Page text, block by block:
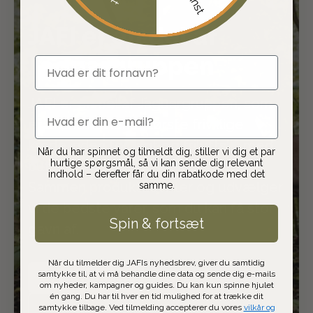
JAFI er en del af
Jaguargruppen
JAFI er en del af Jaguargruppen, som
er Skandinaviens største frivillige
kæde inden for jagt og friluftsliv med
butikker i både Danmark og Sverige.
Sammen produktudvikler og udvælger
vi de bedste varer, som du kan få stor
SE PRODUKTER
LÆS JAGUARMAGASINET
fornavn
email
Når du har spinnet og tilmeldt dig, stiller vi dig et par
hurtige spørgsmål, så vi kan sende dig relevant
indhold – derefter får du din rabatkode med det
samme.
Spin & fortsæt
Når du tilmelder dig JAFIs nyhedsbrev, giver du samtidig
samtykke til, at vi må behandle dine data og sende dig e-mails
om nyheder, kampagner og guides. Du kan kun spinne hjulet
én gang. Du har til hver en tid mulighed for at trække dit
samtykke tilbage. Ved tilmelding accepterer du vores vilkår og